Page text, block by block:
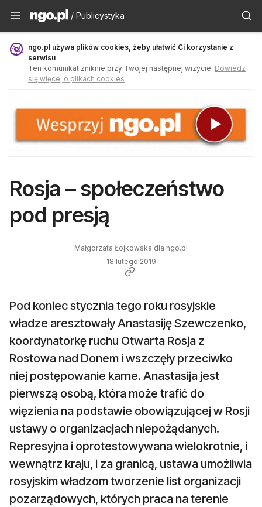
Publicystyka - ngo.pl
/ Publicystyka
ngo.pl używa plików cookies, żeby ułatwić Ci korzystanie z
serwisu
Ten komunikat zniknie przy Twojej następnej wizycie. Dowiedz
się więcej o plikach cookies
Rosja – społeczeństwo
pod presją
Małgorzata Łojkowska dla ngo.pl
18 lutego 2019
Pod koniec stycznia tego roku rosyjskie
władze aresztowały Anastasiję Szewczenko,
koordynatorkę ruchu Otwarta Rosja z
Rostowa nad Donem i wszczęły przeciwko
niej postępowanie karne. Anastasija jest
pierwszą osobą, która może trafić do
więzienia na podstawie obowiązującej w Rosji
ustawy o organizacjach niepożądanych.
Represyjna i oprotestowywana wielokrotnie, i
wewnątrz kraju, i za granicą, ustawa umożliwia
rosyjskim władzom tworzenie list organizacji
pozarządowych, których praca na terenie